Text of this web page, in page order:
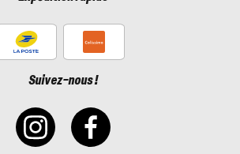
Suivez-nous !